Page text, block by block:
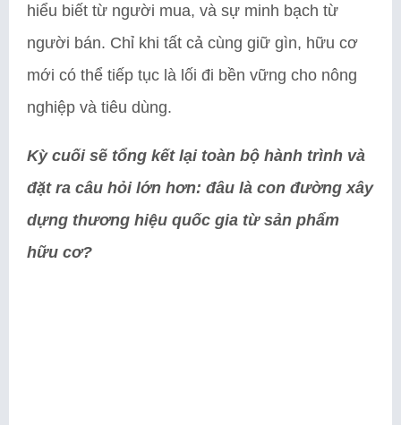
hiểu biết từ người mua, và sự minh bạch từ
người bán. Chỉ khi tất cả cùng giữ gìn, hữu cơ
mới có thể tiếp tục là lối đi bền vững cho nông
nghiệp và tiêu dùng.
Kỳ cuối sẽ tổng kết lại toàn bộ hành trình và
đặt ra câu hỏi lớn hơn: đâu là con đường xây
dựng thương hiệu quốc gia từ sản phẩm
hữu cơ?